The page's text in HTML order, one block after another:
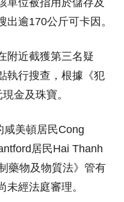
逾170公斤可卡因。
附近截獲第三名疑
執行搜查，根據《犯
金及珠寶。
咸美頓居民Cong
居民Hai Thanh
藥物及物質法》管有
經法庭審理。